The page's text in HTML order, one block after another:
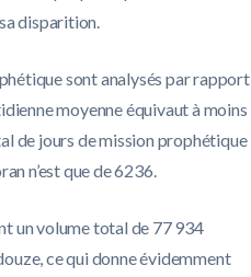
disparition.
sont analysés par rapport
moyenne équivaut à moins
de jours de mission prophétique
n’est que de 6236.
un volume total de 77 934
ce qui donne évidemment